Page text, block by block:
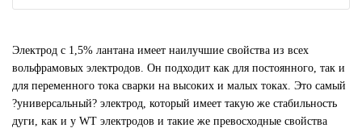
Электрод с 1,5% лантана имеет наилучшие свойства из всех
вольфрамовых электродов. Он подходит как для постоянного, так и
для переменного тока сварки на высоких и малых токах. Это самый
?универсальный? электрод, который имеет такую же стабильность
дуги, как и у WT электродов и такие же превосходные свойства